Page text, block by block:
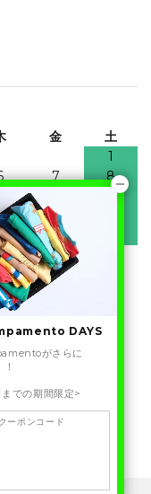
金
土
1
7
8
15
21
28
務はお休みとなりま
す。
DAYS
がさらに
での期間限定>
クーポンコード